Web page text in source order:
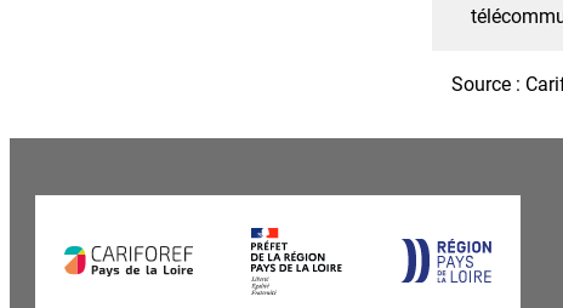
Source :